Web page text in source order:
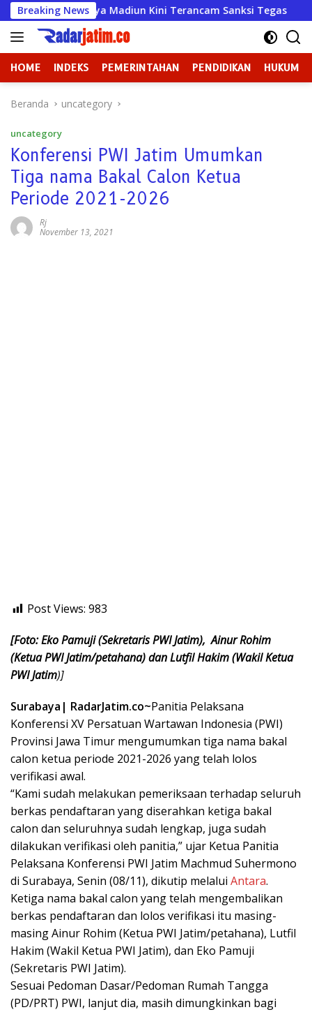
Langsung
ke
konten
Breaking News
Mulya Madiun Kini Terancam Sanksi Tegas
HOME INDEKS PEMERINTAHAN PENDIDIKAN HUKUM
Beranda uncategory
uncategory
Konferensi PWI Jatim Umumkan
Tiga nama Bakal Calon Ketua
Periode 2021-2026
Rj
November 13, 2021
Post Views: 983
[Foto: Eko Pamuji (Sekretaris PWI Jatim), Ainur Rohim
(Ketua PWI Jatim/petahana) dan Lutfil Hakim (Wakil Ketua
PWI Jatim)]
Surabaya| RadarJatim.co~Panitia Pelaksana
Konferensi XV Persatuan Wartawan Indonesia (PWI)
Provinsi Jawa Timur mengumumkan tiga nama bakal
calon ketua periode 2021-2026 yang telah lolos
verifikasi awal.
“Kami sudah melakukan pemeriksaan terhadap seluruh
berkas pendaftaran yang diserahkan ketiga bakal
calon dan seluruhnya sudah lengkap, juga sudah
dilakukan verifikasi oleh panitia,” ujar Ketua Panitia
Pelaksana Konferensi PWI Jatim Machmud Suhermono
di Surabaya, Senin (08/11), dikutip melalui Antara.
Ketiga nama bakal calon yang telah mengembalikan
berkas pendaftaran dan lolos verifikasi itu masing-
masing Ainur Rohim (Ketua PWI Jatim/petahana), Lutfil
Hakim (Wakil Ketua PWI Jatim), dan Eko Pamuji
(Sekretaris PWI Jatim).
Sesuai Pedoman Dasar/Pedoman Rumah Tangga
(PD/PRT) PWI, lanjut dia, masih dimungkinkan bagi